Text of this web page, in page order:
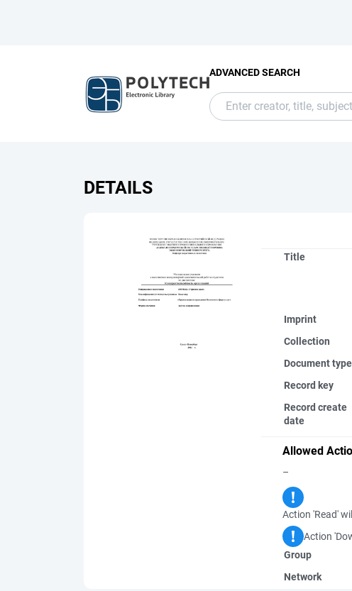
ADVANCED SEARCH
DETAILS
Title
Imprint
Collection
Document type
Record key
Record create
date
Allowed
–
Action 'Read'
Action
Group
Network